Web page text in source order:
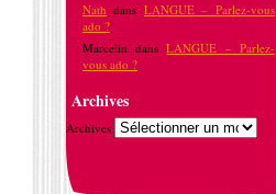
Nath dans LANGUE – Parlez-vous
ado ?
Marcelin dansLANGUE – Parlez-
vous ado ?
Archives
Archives